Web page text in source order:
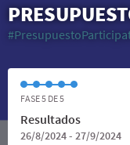
FASE 5 DE 5
Resultados
26/8/2024 - 27/9/2024